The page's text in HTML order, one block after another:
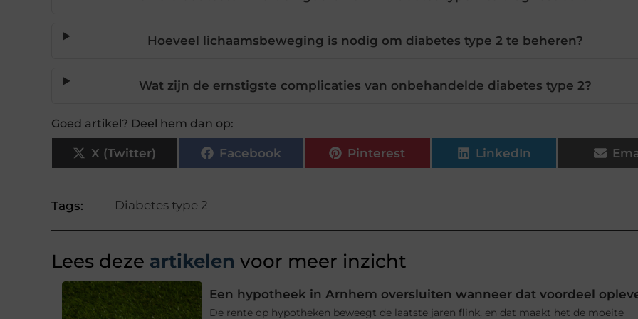
Hoeveel lichaamsbeweging is nodig om diabetes type 2 te beheren?
Wat zijn de ernstigste complicaties van onbehandelde diabetes type 2?
Goed artikel? Deel hem dan op:
X (Twitter) Facebook Pinterest LinkedIn
Tags: Diabetes type 2
Lees deze artikelen voor meer inzicht
Een hypotheek in Arnhem oversluiten wanneer dat voordeel
De rente op hypotheken beweegt de laatste jaren flink, en dat maakt het de moeite